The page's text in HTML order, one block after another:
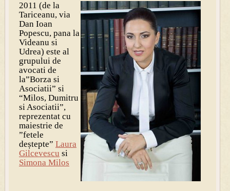
2011 (de la
Tariceanu, via
Dan Ioan
Popescu, pana la
Videanu si
Udrea) este al
grupului de
avocati de
la”Borza si
Asociatii” si
“Milos, Dumitru
si Asociatii”,
reprezentat cu
maiestrie de
”fetele
deștepte” Laura
Gilcevescu si
Simona Milos